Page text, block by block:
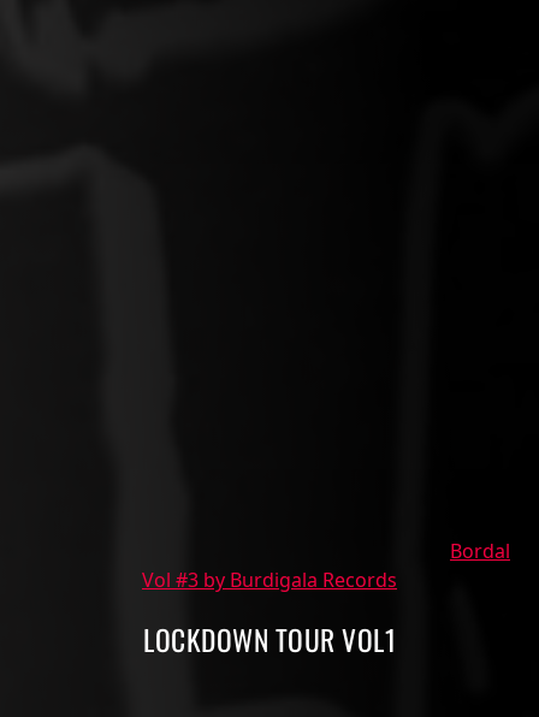
Bordal
Vol #3 by Burdigala Records
LOCKDOWN TOUR VOL1